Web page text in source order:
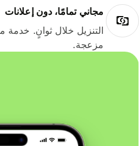
مجاني تمامًا، دون إعلانات
التنزيل خلال ثوانٍ. خدمة
مزعجة.